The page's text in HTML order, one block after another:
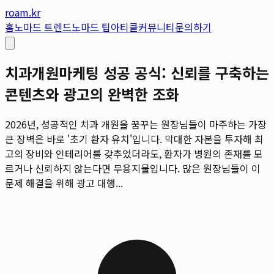
roam.kr
홈노마드 트렌드노마드 팁아티클커뮤니티문의하기
치과개원마케팅 성공 공식: 신뢰를 구축하는
콘텐츠와 광고의 완벽한 조화
2026년, 성공적인 치과 개원을 꿈꾸는 원장님들이 마주하는 가장
큰 장벽은 바로 '초기 환자 유치'입니다. 막대한 자본을 투자해 최
고의 장비와 인테리어를 갖추었더라도, 환자가 병원의 존재를 모
르거나 신뢰하지 않는다면 무용지물입니다. 많은 원장님들이 이
문제 해결을 위해 광고 대행...